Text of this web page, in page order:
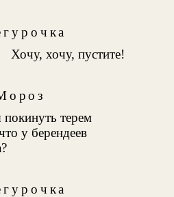
Хочу, хочу, пустите!
терем
у берендеев